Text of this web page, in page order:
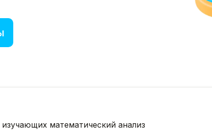
математический анализ